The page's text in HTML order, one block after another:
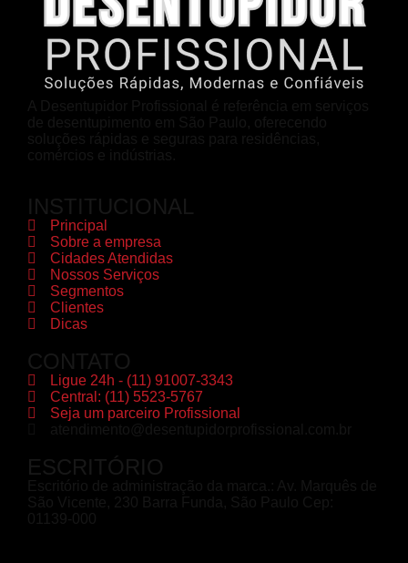
INSTITUCIONAL
Principal
Sobre a empresa
Cidades Atendidas
Nossos Serviços
Segmentos
Clientes
Dicas
CONTATO
Ligue 24h - (11) 91007-3343
Central: (11) 5523-5767
Seja um parceiro Profissional
ESCRITÓRIO